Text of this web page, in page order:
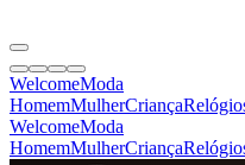
WelcomeModa
HomemMulherCriança
WelcomeModa
HomemMulherCriança